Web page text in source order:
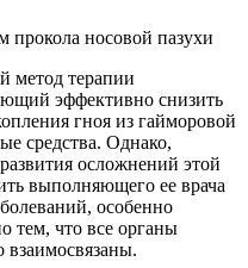
прокола носовой пазухи
метод терапии
эффективно снизить
гноя из гайморовой
средства. Однако,
осложнений этой
выполняющего ее врача
особенно
тем, что все органы
взаимосвязаны.